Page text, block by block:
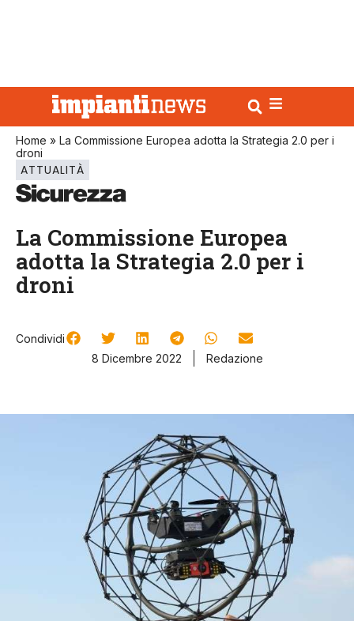
Home » La Commissione Europea adotta la Strategia 2.0 per i
droni
ATTUALITÀ
La Commissione Europea
adotta la Strategia 2.0 per i
droni
Condividi
8 Dicembre 2022
Redazione